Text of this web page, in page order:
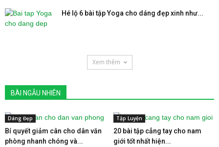
Hé lộ 6 bài tập Yoga cho dáng đẹp xinh như...
Xem thêm
BÀI NGẪU NHIÊN
Dáng Đẹp
Bí quyết giảm cân cho dân văn
phòng nhanh chóng và...
Tập Luyện
20 bài tập cẳng tay cho nam
giới tốt nhất hiện...